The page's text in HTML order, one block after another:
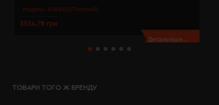
Модель: 408800(Thermalli)
3554.78 грн
Детальніше...
ТОВАРИ ТОГО Ж БРЕНДУ